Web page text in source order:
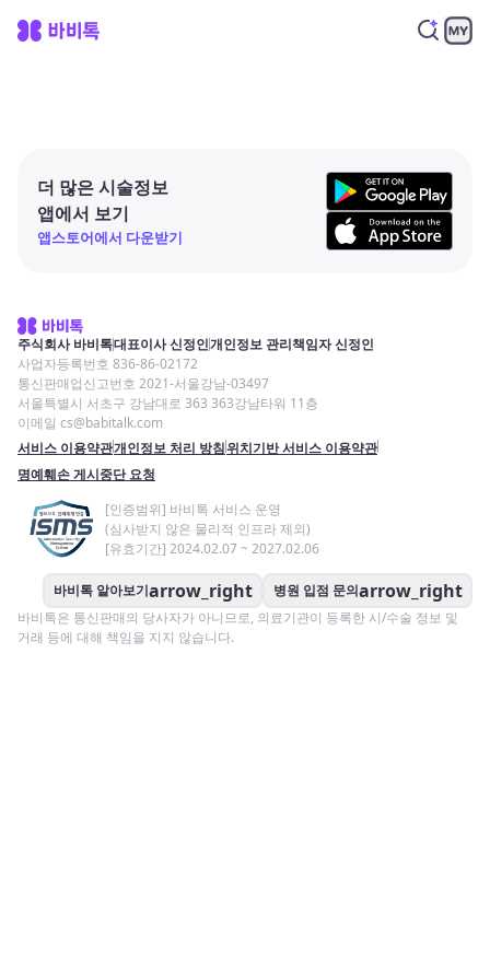
더 많은 시술정보
앱에서 보기
앱스토어에서 다운받기
주식회사 바비톡대표이사 신정인개인정보 관리책임자 신정인
사업자등록번호 836-86-02172
통신판매업신고번호 2021-서울강남-03497
서울특별시 서초구 강남대로 363 363강남타워 11층
이메일 cs@babitalk.com
서비스 이용약관개인정보 처리 방침위치기반 서비스 이용약관
명예훼손 게시중단 요청
[인증범위] 바비톡 서비스 운영
(심사받지 않은 물리적 인프라 제외)
[유효기간] 2024.02.07 ~ 2027.02.06
바비톡 알아보기arrow_right 병원 입점 문의arrow_right
바비톡은 통신판매의 당사자가 아니므로, 의료기관이 등록한 시/수술 정보 및
거래 등에 대해 책임을 지지 않습니다.